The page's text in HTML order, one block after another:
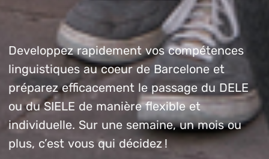
Developpez rapidement vos compétences
linguistiques au coeur de Barcelone et
préparez efficacement le passage du DELE
ou du SIELE de manière flexible et
individuelle. Sur une semaine, un mois ou
plus, c’est vous qui décidez !